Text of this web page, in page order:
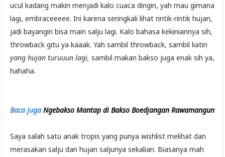
ucul kadang makin menjadi kalo cuaca dingin, yah mau gimana
lagi, embraceeeee. Ini karena seringkali lihat rintik-rintik hujan,
jadi bayangin bisa main salju lagi. Kalo bahasa kekiniannya sih,
throwback gitu ya kaaak. Yah sambil throwback, sambil liatin
yang hujan turuuun lagi, sambil makan bakso juga enak sih ya,
hahaha.
Baca jugaNgebakso Mantap di Bakso Boedjangan Rawamangun
Saya salah satu anak tropis yang punya wishlist melihat dan
merasakan salju dan hujan saljunya sekalian. Biasanya mah